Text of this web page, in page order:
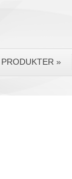
PRODUKTER »